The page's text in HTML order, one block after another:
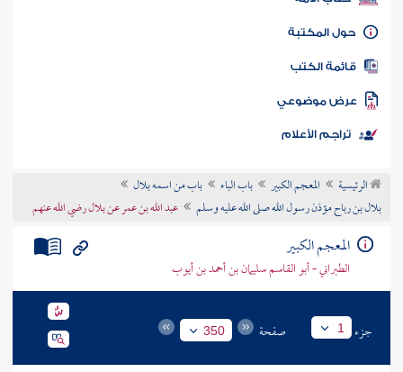
كتاب الأمة
المكتبة
الكتب
موضوعي
تراجم الأعلام
الرئيسية المعجم الكبير باب الباء
باب من اسمه بلال
بلال بن رباح مؤذن رسول الله صلى الله عليه وسلم
عبد الله بن عمر عن بلال رضي الله عنهم
المعجم الكبير
الطبراني - أبو القاسم سليمان بن أحمد بن أيوب
جزء 1 صفحة 350